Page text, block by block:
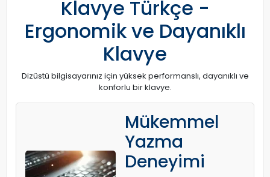
Klavye Türkçe -
Ergonomik ve Dayanıklı
Klavye
Dizüstü bilgisayarınız için yüksek performanslı, dayanıklı ve
konforlu bir klavye.
Mükemmel
Yazma
Deneyimi